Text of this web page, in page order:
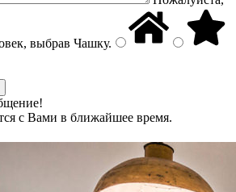
выбрав Чашку.
с Вами в ближайшее время.